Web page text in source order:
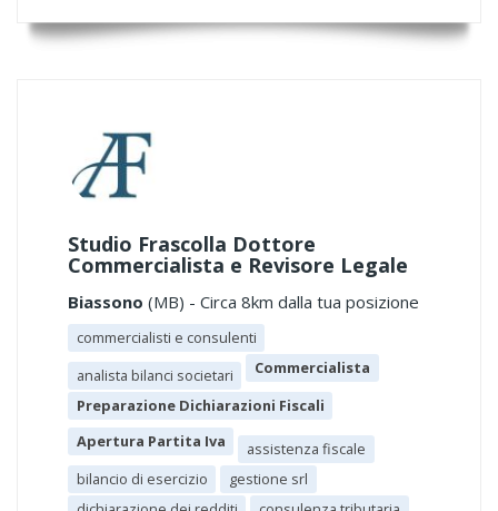
Studio Frascolla Dottore
Commercialista e Revisore Legale
Biassono (MB) - Circa 8km dalla tua posizione
commercialisti e consulenti
analista bilanci societari
Commercialista
Preparazione Dichiarazioni Fiscali
Apertura Partita Iva
assistenza fiscale
bilancio di esercizio
gestione srl